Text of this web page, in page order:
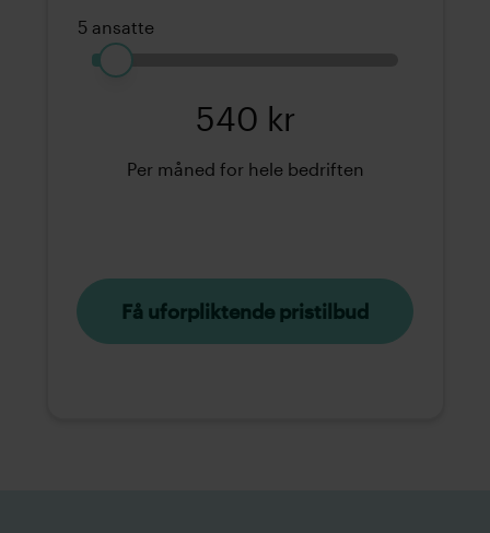
5 ansatte
540 kr
Per måned for hele bedriften
Få uforpliktende pristilbud